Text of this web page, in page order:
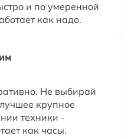
и по умеренной
как надо.
Не выбирай
крупное
техники -
как часы.